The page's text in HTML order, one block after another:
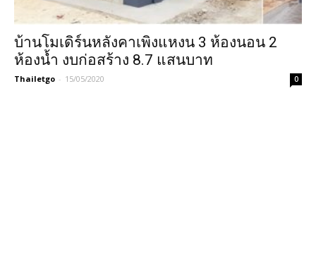
บ้านโมเดิร์นหลังคาเพิงแหงน 3 ห้องนอน 2
ห้องน้ำ งบก่อสร้าง 8.7 แสนบาท
Thailetgo - 15/05/2020 0